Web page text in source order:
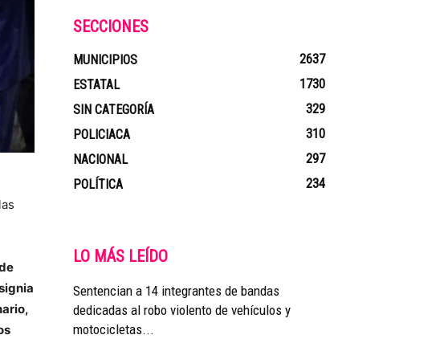
SECCIONES
MUNICIPIOS
2637
ESTATAL
1730
SIN CATEGORÍA
329
POLICIACA
310
NACIONAL
297
POLÍTICA
234
LO MÁS LEÍDO
Sentencian a 14 integrantes de bandas
dedicadas al robo violento de vehículos y
motocicletas...